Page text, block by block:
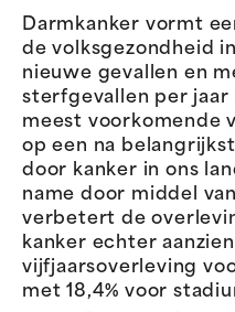
Darmkanker vormt
de volksgezondheid
nieuwe gevallen en
sterfgevallen per jaar
meest voorkomende
op een na
door kanker in ons
name door middel
verbetert de
kanker echter
vijfjaarsoverleving
met 18,4% voor